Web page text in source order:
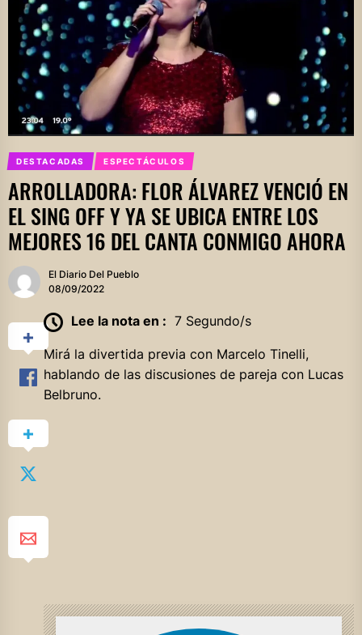
DESTACADAS ESPECTÁCULOS
ARROLLADORA: FLOR ÁLVAREZ VENCIÓ EN
EL SING OFF Y YA SE UBICA ENTRE LOS
MEJORES 16 DEL CANTA CONMIGO AHORA
El Diario Del Pueblo
08/09/2022
Lee la nota en : 7 Segundo/s
Mirá la divertida previa con Marcelo Tinelli,
hablando de las discusiones de pareja con Lucas
Belbruno.